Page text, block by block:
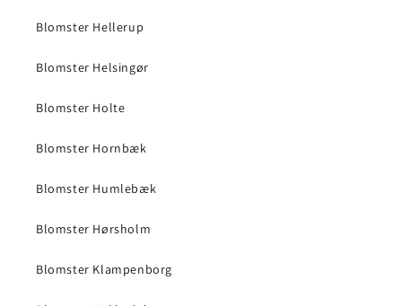
Blomster Hellerup
Blomster Helsingør
Blomster Holte
Blomster Hornbæk
Blomster Humlebæk
Blomster Hørsholm
Blomster Klampenborg